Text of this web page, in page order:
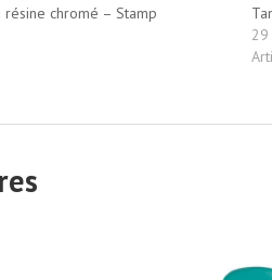
chromé – Stamp